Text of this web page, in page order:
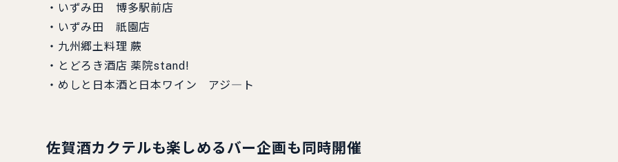
・いずみ田 博多駅前店
・いずみ田 祇園店​
・九州郷土料理 蕨
・とどろき酒店 薬院stand!
・めしと日本酒と日本ワイン アジ―ト
佐賀酒カクテルも楽しめるバー企画も同時開催